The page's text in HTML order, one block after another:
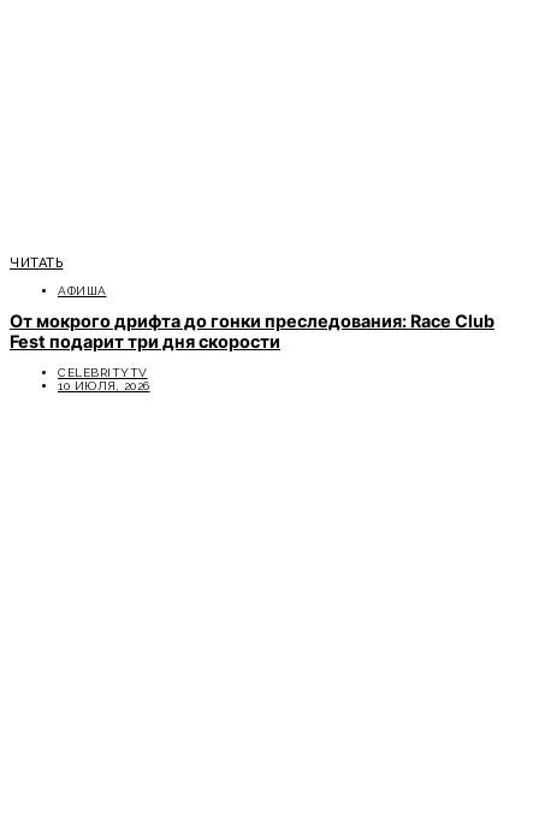
ЧИТАТЬ
АФИША
От мокрого дрифта до гонки преследования: Race Club
Fest подарит три дня скорости
CELEBRITYTV
10 ИЮЛЯ, 2026